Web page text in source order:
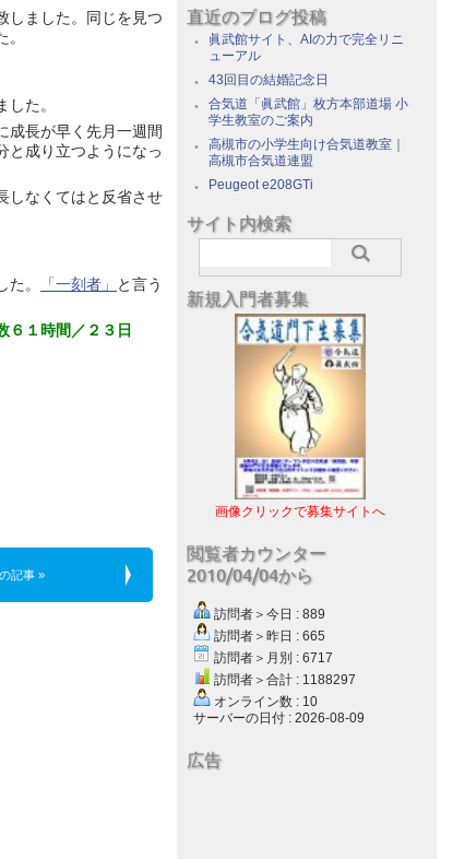
しました。同じを見つ
た。
成長が早く先月一週間
と成り立つようになっ
しなくてはと反省させ
た。 「一刻者」
と言う
６１時間／２３日
記事 »
直近のブログ投稿
眞武館サイト、AIの力で完全リニ
ューアル
43回目の結婚記念日
合気道「眞武館」枚方本部道場 小
学生教室のご案内
高槻市の小学生向け合気道教室｜
高槻市合気道連盟
Peugeot e208GTi
サイト内検索
新規入門者募集
画像クリックで募集サイトへ
閲覧者カウンター
2010/04/04から
訪問者＞今日 : 889
訪問者＞昨日 : 665
訪問者＞月別 : 6717
訪問者＞合計 : 1188297
オンライン数 : 10
サーバーの日付 : 2026-08-09
広告